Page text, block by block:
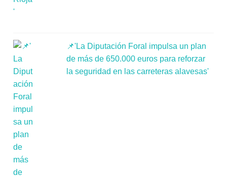
📌'La Diputación Foral impulsa un plan
de más de 650.000 euros para reforzar
la seguridad en las carreteras alavesas'